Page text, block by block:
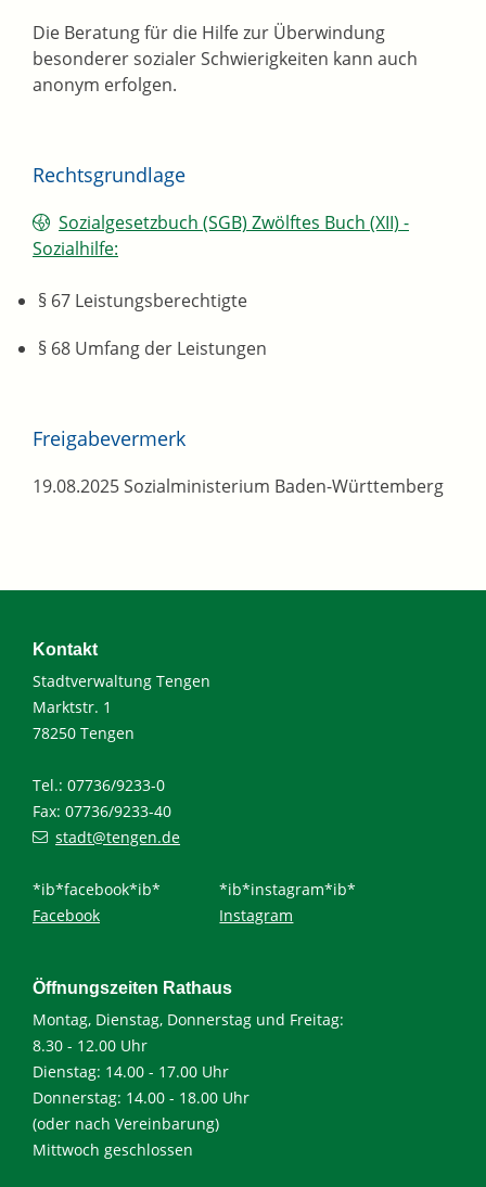
Die Beratung für die Hilfe zur Überwindung
besonderer sozialer Schwierigkeiten kann auch
anonym erfolgen.
Rechtsgrundlage
Sozialgesetzbuch (SGB) Zwölftes Buch (XII) -
Sozialhilfe:
§ 67 Leistungsberechtigte
§ 68 Umfang der Leistungen
Freigabevermerk
19.08.2025 Sozialministerium Baden-Württemberg
Kontakt
Stadtverwaltung Tengen
Marktstr. 1
78250 Tengen
Tel.: 07736/9233-0
Fax: 07736/9233-40
stadt@tengen.de
*ib*facebook*ib*
Facebook
*ib*instagram*ib*
Instagram
Öffnungszeiten Rathaus
Montag, Dienstag, Donnerstag und Freitag:
8.30 - 12.00 Uhr
Dienstag: 14.00 - 17.00 Uhr
Donnerstag: 14.00 - 18.00 Uhr
(oder nach Vereinbarung)
Mittwoch geschlossen